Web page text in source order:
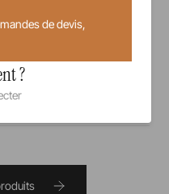
10,00 €
de devis,
?